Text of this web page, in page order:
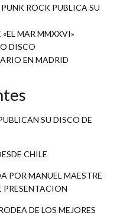
ROCK PUBLICA SU
MAR MMXXVI»
DISCO
EN MADRID
SU DISCO DE
CHILE
POR MANUEL MAESTRE
PRESENTACION
DE LOS MEJORES